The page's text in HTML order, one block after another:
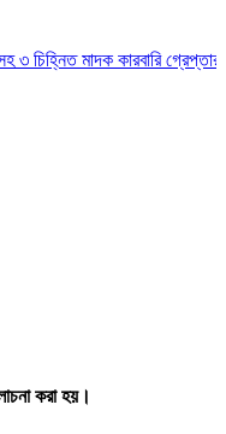
মাদক কারবারি গ্রেপ্তার
করা হয়।